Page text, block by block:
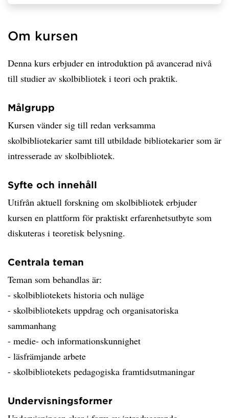
Om kursen
Denna kurs erbjuder en introduktion på avancerad nivå
till studier av skolbibliotek i teori och praktik.
Målgrupp
Kursen vänder sig till redan verksamma
skolbibliotekarier samt till utbildade bibliotekarier som är
intresserade av skolbibliotek.
Syfte och innehåll
Utifrån aktuell forskning om skolbibliotek erbjuder
kursen en plattform för praktiskt erfarenhetsutbyte som
diskuteras i teoretisk belysning.
Centrala teman
Teman som behandlas är:
- skolbibliotekets historia och nuläge
- skolbibliotekets uppdrag och organisatoriska
sammanhang
- medie- och informationskunnighet
- läsfrämjande arbete
- skolbibliotekets pedagogiska framtidsutmaningar
Undervisningsformer